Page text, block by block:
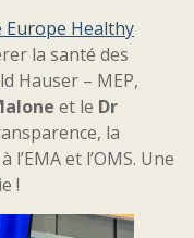
Europe Healthy
la santé des
Hauser – MEP,
et le Dr
la
et l’OMS. Une
!